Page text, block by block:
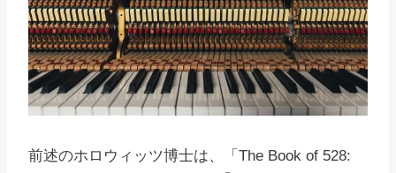
前述のホロウィッツ博士は、「The Book of 528: